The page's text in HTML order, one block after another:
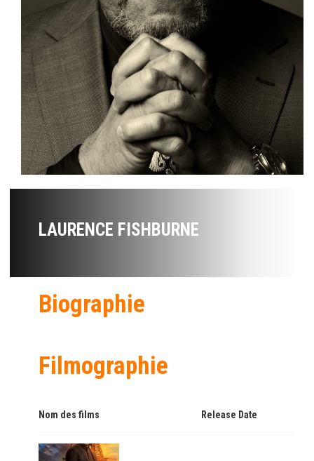
LAURENCE FISHBURNE
Biographie
Filmographie
Nom des films Release Date